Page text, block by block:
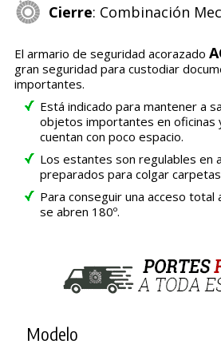
Cierre: Combinación
El armario de seguridad acorazado
gran seguridad para custodiar
importantes.
Está indicado para mantener a
objetos importantes en oficinas
cuentan con poco espacio.
Los estantes son regulables en
preparados para colgar
Para conseguir una acceso
se abren 180º.
Modelo